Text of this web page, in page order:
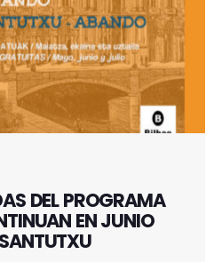
DEL PROGRAMA
EN JUNIO